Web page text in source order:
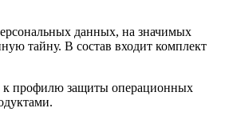
данных, на значимых
тайну. В состав входит комплект
к профилю защиты операционных